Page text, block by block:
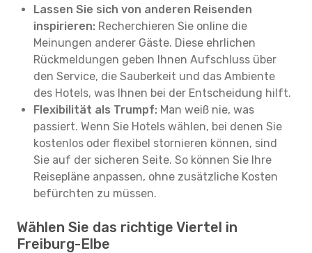
Lassen Sie sich von anderen Reisenden
inspirieren: Recherchieren Sie online die
Meinungen anderer Gäste. Diese ehrlichen
Rückmeldungen geben Ihnen Aufschluss über
den Service, die Sauberkeit und das Ambiente
des Hotels, was Ihnen bei der Entscheidung hilft.
Flexibilität als Trumpf: Man weiß nie, was
passiert. Wenn Sie Hotels wählen, bei denen Sie
kostenlos oder flexibel stornieren können, sind
Sie auf der sicheren Seite. So können Sie Ihre
Reisepläne anpassen, ohne zusätzliche Kosten
befürchten zu müssen.
Wählen Sie das richtige Viertel in
Freiburg-Elbe